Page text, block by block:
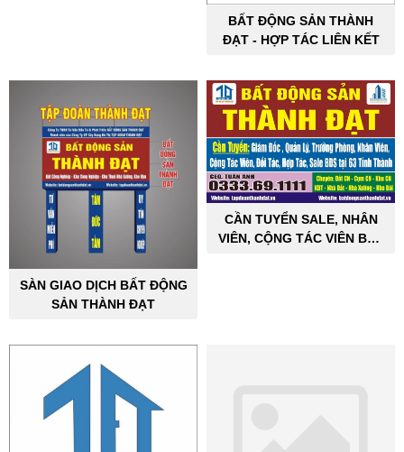
BẤT ĐỘNG SẢN THÀNH
ĐẠT - HỢP TÁC LIÊN KẾT
SÀN GIAO DỊCH BẤT ĐỘNG
SẢN THÀNH ĐẠT
CẦN TUYỂN SALE, NHÂN
VIÊN, CỘNG TÁC VIÊN BẤT